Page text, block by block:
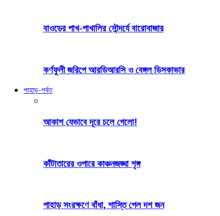
বাওড়ের পাখ-পাখালির সৌন্দর্যে বারোবাজার
কর্ণফুলী জরিপে আরডিআরসি ও বেঙ্গল ডিসকাভার
পাহাড়-পর্বত
আকাশ যেভাবে দূরে চলে গেলো!
কাঁটাতারের ওপারে কাঞ্চনজঙ্ঘা শৃঙ্গ
পাহাড় সংরক্ষণে বাঁধা, শাস্তি পেল দশ জন